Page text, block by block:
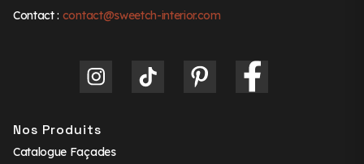
Contact : contact@sweetch-interior.com
Nos Produits
Catalogue Façades